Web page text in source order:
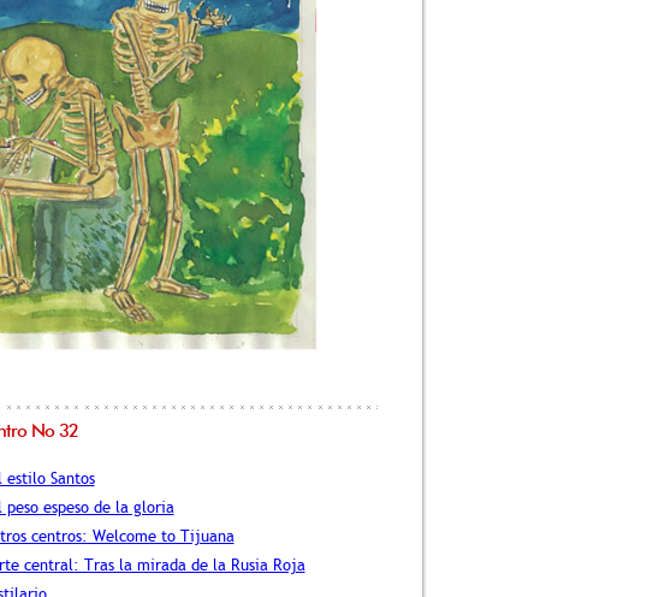
No 32
estilo Santos
peso espeso de la gloria
centros: Welcome to Tijuana
central: Tras la mirada de la Rusia Roja